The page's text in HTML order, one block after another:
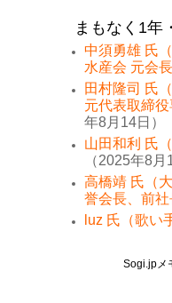
まもなく1年
中須勇雄 氏
水産会 元会長
田村隆司 氏
元代表取締役
年8月14日）
山田和利 氏
（2025年8月
高橋靖 氏（
誉会長、前社
luz 氏（歌い
Sogi.jpメ